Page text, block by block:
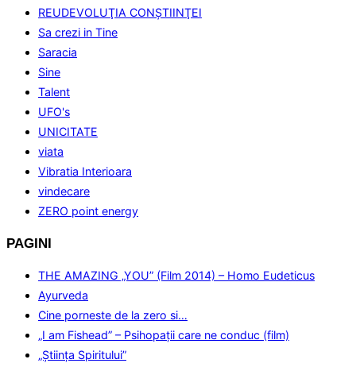
REUDEVOLUŢIA CONŞTIINŢEI
Sa crezi in Tine
Saracia
Sine
Talent
UFO's
UNICITATE
viata
Vibratia Interioara
vindecare
ZERO point energy
PAGINI
THE AMAZING „YOU” (Film 2014) – Homo Eudeticus
Ayurveda
Cine porneste de la zero si…
„I am Fishead” – Psihopații care ne conduc (film)
„Ştiinţa Spiritului”